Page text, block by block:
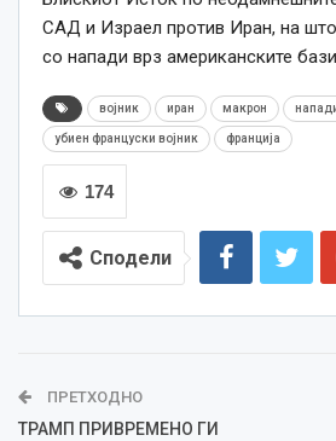
САД и Израел против Иран, на што
со напади врз американските
војник иран макрон
убиен француски војник франција
174
Сподели
ПРЕТХОДНО
ТРАМП ПРИВРЕМЕНО ГИ